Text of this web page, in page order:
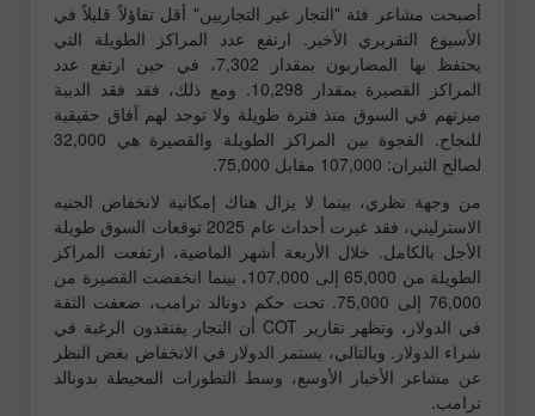
أصبحت مشاعر فئة "التجار غير التجاريين" أقل تفاؤلاً قليلاً في
الأسبوع التقريري الأخير. ارتفع عدد المراكز الطويلة التي
يحتفظ بها المضاربون بمقدار 7,302، في حين ارتفع عدد
المراكز القصيرة بمقدار 10,298. ومع ذلك، فقد فقد الدببة
ميزتهم في السوق منذ فترة طويلة ولا توجد لهم آفاق حقيقية
للنجاح. الفجوة بين المراكز الطويلة والقصيرة هي 32,000
لصالح الثيران: 107,000 مقابل 75,000.
من وجهة نظري، بينما لا يزال هناك إمكانية لانخفاض الجنيه
الاسترليني، فقد غيرت أحداث عام 2025 توقعات السوق طويلة
الأجل بالكامل. خلال الأربعة أشهر الماضية، ارتفعت المراكز
الطويلة من 65,000 إلى 107,000، بينما انخفضت القصيرة من
76,000 إلى 75,000. تحت حكم دونالد ترامب، ضعفت الثقة
في الدولار، وتظهر تقارير COT أن التجار يفتقدون الرغبة في
شراء الدولار. وبالتالي، يستمر الدولار في الانخفاض بغض النظر
عن مشاعر الأخبار الأوسع، وسط التطورات المحيطة بدونالد
ترامب.